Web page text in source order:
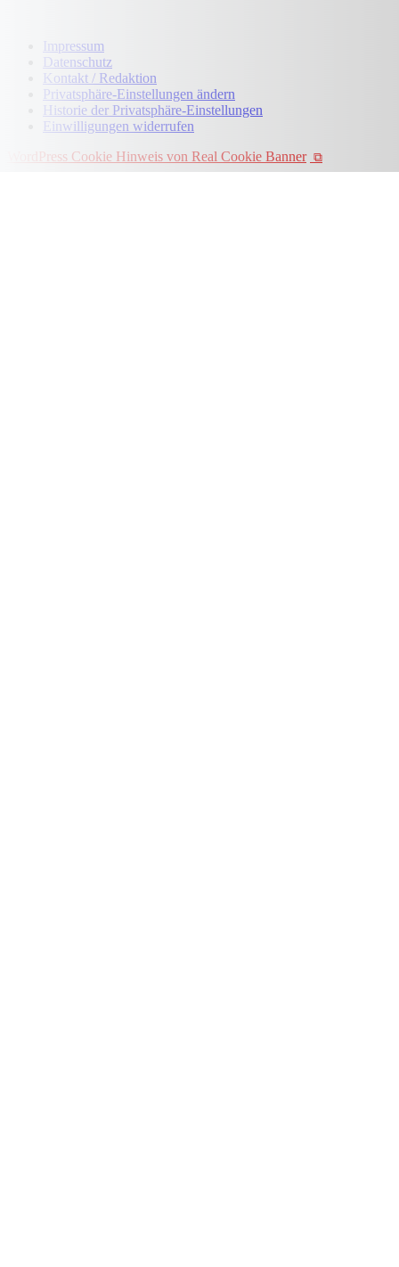
Impressum
Datenschutz
Kontakt / Redaktion
Privatsphäre-Einstellungen ändern
Historie der Privatsphäre-Einstellungen
Einwilligungen widerrufen
WordPress Cookie Hinweis von Real Cookie Banner